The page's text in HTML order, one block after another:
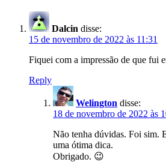
Dalcin disse:
15 de novembro de 2022 às 11:31
Fiquei com a impressão de que fui
Reply
Welington disse:
18 de novembro de 2022 às
Não tenha dúvidas. Foi sim.
uma ótima dica.
Obrigado. 😉